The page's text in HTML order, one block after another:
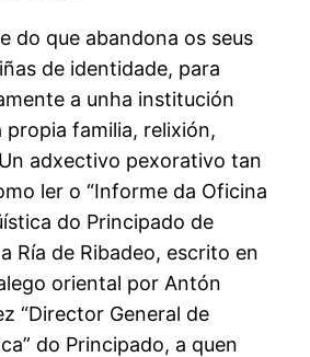
do que abandona os seus
de identidade, para
a unha institución
propia familia, relixión,
adxectivo pexorativo tan
ler o “Informe da Oficina
do Principado de
Ría de Ribadeo, escrito en
oriental por Antón
“Director General de
do Principado, a quen